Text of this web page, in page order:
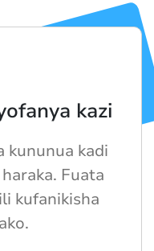
kazi
kununua kadi
Fuata
kufanikisha